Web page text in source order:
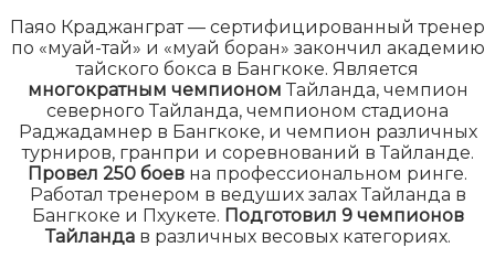
Паяо Краджанграт — сертифицированный тренер
по «муай-тай» и «муай боран» закончил академию
тайского бокса в Бангкоке. Является
многократным чемпионом Тайланда, чемпион
северного Тайланда, чемпионом стадиона
Раджадамнер в Бангкоке, и чемпион различных
турниров, гранпри и соревнований в Тайланде.
Провел 250 боев на профессиональном ринге.
Работал тренером в ведуших залах Тайланда в
Бангкоке и Пхукете. Подготовил 9 чемпионов
Тайландав различных весовых категориях.